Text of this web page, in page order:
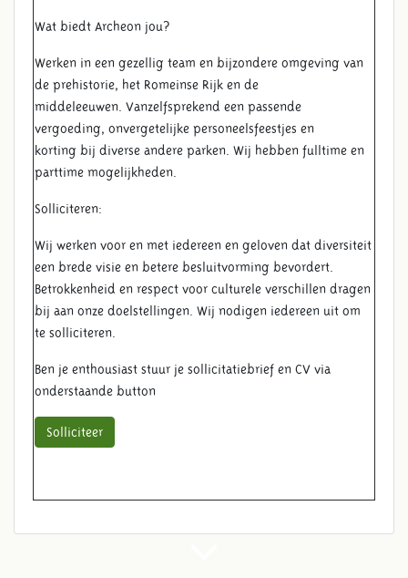
Wat biedt Archeon jou?
Werken in een gezellig team en bijzondere omgeving van
de prehistorie, het Romeinse Rijk en de
middeleeuwen. Vanzelfsprekend een passende
vergoeding, onvergetelijke personeelsfeestjes en
korting bij diverse andere parken. Wij hebben fulltime en
parttime mogelijkheden.
Solliciteren:
Wij werken voor en met iedereen en geloven dat diversiteit
een brede visie en betere besluitvorming bevordert.
Betrokkenheid en respect voor culturele verschillen dragen
bij aan onze doelstellingen. Wij nodigen iedereen uit om
te solliciteren.
Ben je enthousiast stuur je sollicitatiebrief en CV via
onderstaande button
Solliciteer